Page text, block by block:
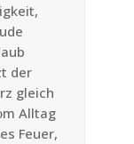
der
gleich
Alltag
Feuer,